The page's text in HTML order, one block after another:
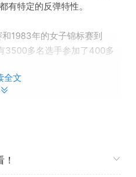
有特定的反弹特性。
1983年的女子锦标赛到
3500多名选手参加了400多
尔法拉的评论。
分为10个子级别。
可定制。
全文